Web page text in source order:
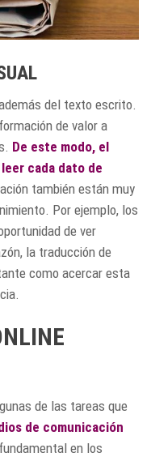
del texto escrito.
de valor a
De este modo, el
cada dato de
también están muy
Por ejemplo, los
de ver
la traducción de
como acercar esta
de las tareas que
de comunicación
en los